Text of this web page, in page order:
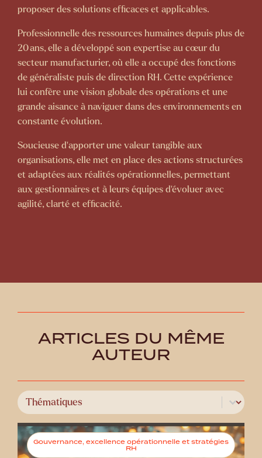
proposer des solutions efficaces et applicables.
Professionnelle des ressources humaines depuis plus de
20 ans, elle a développé son expertise au cœur du
secteur manufacturier, où elle a occupé des fonctions
de généraliste puis de direction RH. Cette expérience
lui confère une vision globale des opérations et une
grande aisance à naviguer dans des environnements en
constante évolution.
Soucieuse d’apporter une valeur tangible aux
organisations, elle met en place des actions structurées
et adaptées aux réalités opérationnelles, permettant
aux gestionnaires et à leurs équipes d’évoluer avec
agilité, clarté et efficacité.
ARTICLES DU MÊME
AUTEUR
Catégories
Select content
Gouvernance, excellence opérationnelle et stratégies
RH